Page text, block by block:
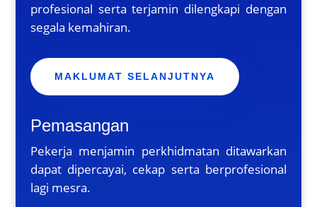
profesional serta terjamin dilengkapi dengan
segala kemahiran.
MAKLUMAT SELANJUTNYA
Pemasangan
Pekerja menjamin perkhidmatan ditawarkan
dapat dipercayai, cekap serta berprofesional
lagi mesra.